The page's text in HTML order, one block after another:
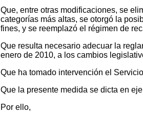
Que, entre otras modificaciones, se
categorías más altas, se otorgó la
fines, y se reemplazó el régimen de
Que resulta necesario adecuar la
enero de 2010, a los cambios
Que ha tomado intervención el
Que la presente medida se dicta en
Por ello,